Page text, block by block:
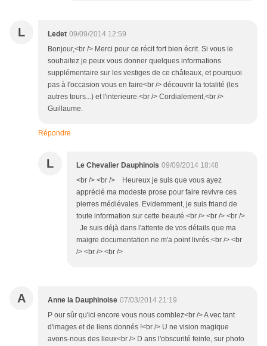
L Ledet 09/09/2014 12:59
Bonjour,<br /> Merci pour ce récit fort bien écrit. Si vous le
souhaitez je peux vous donner quelques informations
supplémentaire sur les vestiges de ce châteaux, et pourquoi
pas à l'occasion vous en faire<br /> découvrir la totalité (les
autres tours...) et l'interieure.<br /> Cordialement,<br />
Guillaume.
Répondre
L Le Chevalier Dauphinois 09/09/2014 18:48
<br /> <br /> Heureux je suis que vous ayez
apprécié ma modeste prose pour faire revivre ces
pierres médiévales. Evidemment, je suis friand de
toute information sur cette beauté.<br /> <br /> <br />
Je suis déjà dans l'attente de vos détails que ma
maigre documentation ne m'a point livrés.<br /> <br
/> <br /> <br />
A Anne la Dauphinoise 07/03/2014 21:19
P our sûr qu'ici encore vous nous comblez<br /> A vec tant
d'images et de liens donnés !<br /> U ne vision magique
avons-nous des lieux<br /> D ans l'obscurité feinte, sur photo